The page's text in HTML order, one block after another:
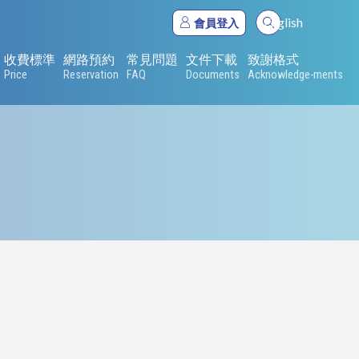
English
會員登入
收費標準
Price
網路預約
Reservation
常見問題
FAQ
文件下載
Documents
致謝格式
Acknowledge-ments